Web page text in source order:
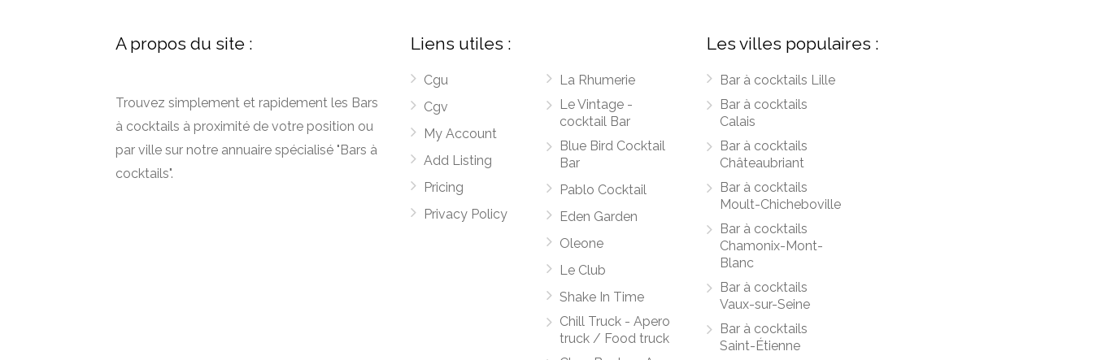
A propos du site :
Trouvez simplement et rapidement les Bars
à cocktails à proximité de votre position ou
par ville sur notre annuaire spécialisé "Bars à
cocktails".
Liens utiles :
Cgu
Cgv
My Account
Add Listing
Pricing
Privacy Policy
La Rhumerie
Le Vintage -
cocktail Bar
Blue Bird Cocktail
Bar
Pablo Cocktail
Eden Garden
Oleone
Le Club
Shake In Time
Chill Truck - Apero
truck / Food truck
Les villes populaires :
Bar à cocktails Lille
Bar à cocktails
Calais
Bar à cocktails
Châteaubriant
Bar à cocktails
Moult-Chicheboville
Bar à cocktails
Chamonix-Mont-
Blanc
Bar à cocktails
Vaux-sur-Seine
Bar à cocktails
Saint-Étienne